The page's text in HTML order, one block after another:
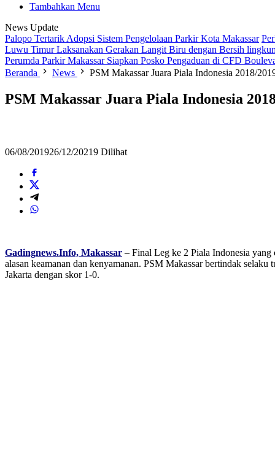
Tambahkan Menu
News Update
Palopo Tertarik Adopsi Sistem Pengelolaan Parkir Kota Makassar
Luwu Timur Laksanakan Gerakan Langit Biru dengan Bersih
Perumda Parkir Makassar Siapkan Posko Pengaduan di CFD
Beranda
News PSM Makassar Juara Piala Indonesia 2018/
PSM Makassar Juara Piala Indonesia
06/08/201926/12/20219 Dilihat
Gadingnews.Info, Makassar – Final Leg ke 2 Piala Indonesia
alasan keamanan dan kenyamanan. PSM Makassar bertindak
Jakarta dengan skor 1-0.